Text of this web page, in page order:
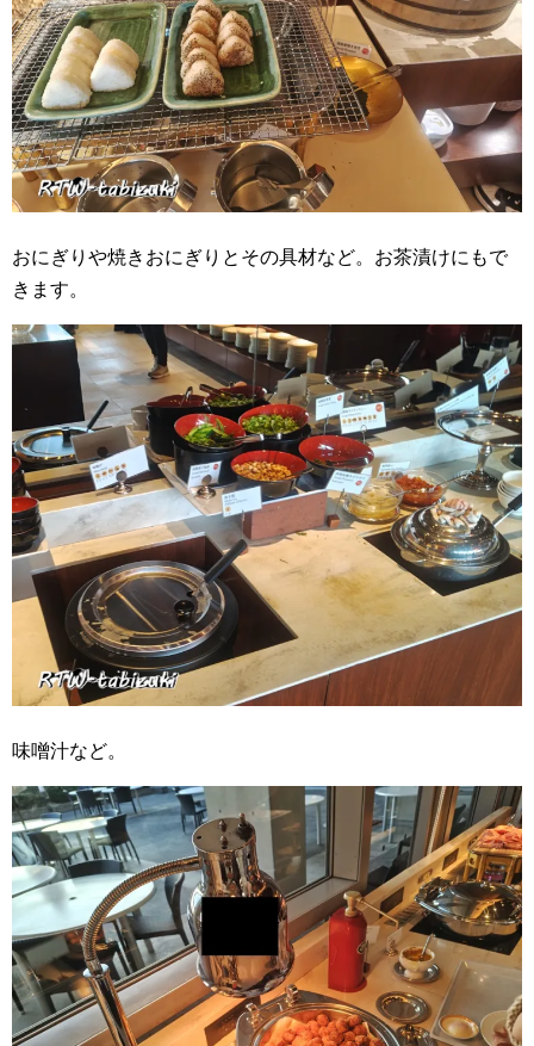
おにぎりや焼きおにぎりとその具材など。お茶漬けにもで
きます。
味噌汁など。